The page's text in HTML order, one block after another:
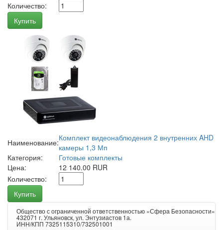
Количество:
Купить
Наименование:Комплект видеонаблюдения 2 внутренних AHD
камеры 1,3 Мп
Категория:
Готовые комплекты
Цена:
12 140.00 RUR
Количество:
Купить
Общество с ограниченной ответственностью «Сфера Безопасности»
432071 г. Ульяновск, ул. Энтузиастов 1а.
ИНН/КПП 7325115310/732501001